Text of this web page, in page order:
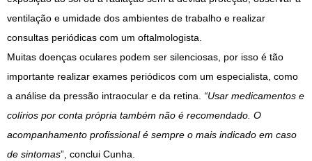
ventilação e umidade dos ambientes de trabalho e realizar
consultas periódicas com um oftalmologista.
Muitas doenças oculares podem ser silenciosas, por isso é tão
importante realizar exames periódicos com um especialista, como
a análise da pressão intraocular e da retina. “Usar medicamentos e
colírios por conta própria também não é recomendado. O
acompanhamento profissional é sempre o mais indicado em caso
de sintomas”, conclui Cunha.